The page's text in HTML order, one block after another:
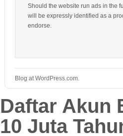
Should the website run ads in the
will be expressly identified as a
endorse.
Blog at WordPress.com.
Daftar Akun
10 Juta